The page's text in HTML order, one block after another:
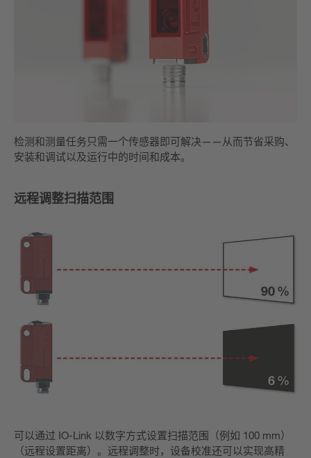
检测和测量任务只需一个传感器即可解决——从而节省采购、
安装和调试以及运行中的时间和成本。
远程调整扫描范围
可以通过 IO-Link 以数字方式设置扫描范围（例如 100 mm）
（远程设置距离）。远程调整时，设备校准还可以实现高精